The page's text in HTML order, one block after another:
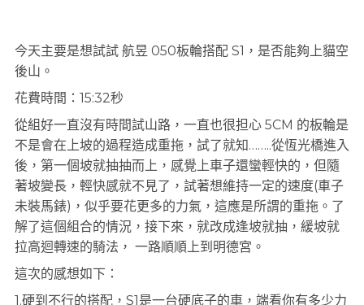
今天主要是想試試 航昱 050板輪搭配 S1，是否能夠上貓空
後山。
花費時間：15:32秒
從組好一直沒有時間試山路，一直也很担心 5CM 的板輪是
不是會在上坡的過程造成重拖，試了就知……..從恆光橋進入
後，第一個坡就抽抽而上，感覺上車子還蠻輕快的，但隨
著坡變長，輕快感就不見了，試著想維持一定的速度(車子
未裝馬錶)，似乎要花更多的力氣，這應是所謂的重拖。了
解了這個組合的情況，接下來，就改成逢坡就抽，緩坡就
拉高迴轉速的騎法， 一路順順上到明德宮。
這次的感想如下：
1.硬到不行的搭配，S1是一台硬底子的車，端看你有多少力